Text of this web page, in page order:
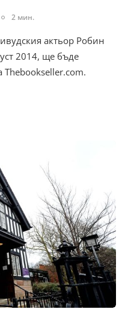
2 мин.
актьор Робин
2014, ще бъде
Thebookseller.com.